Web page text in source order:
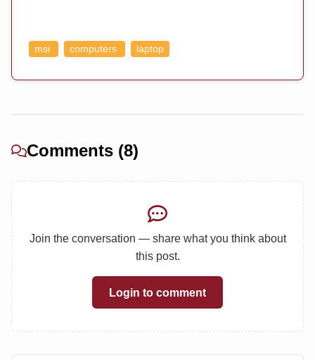
msi computers laptop
Comments (8)
Join the conversation — share what you think about
this post.
Login to comment